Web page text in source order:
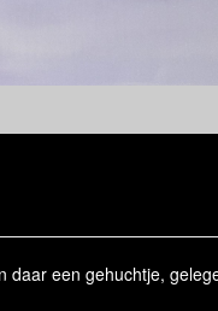
daar een gehuchtje,